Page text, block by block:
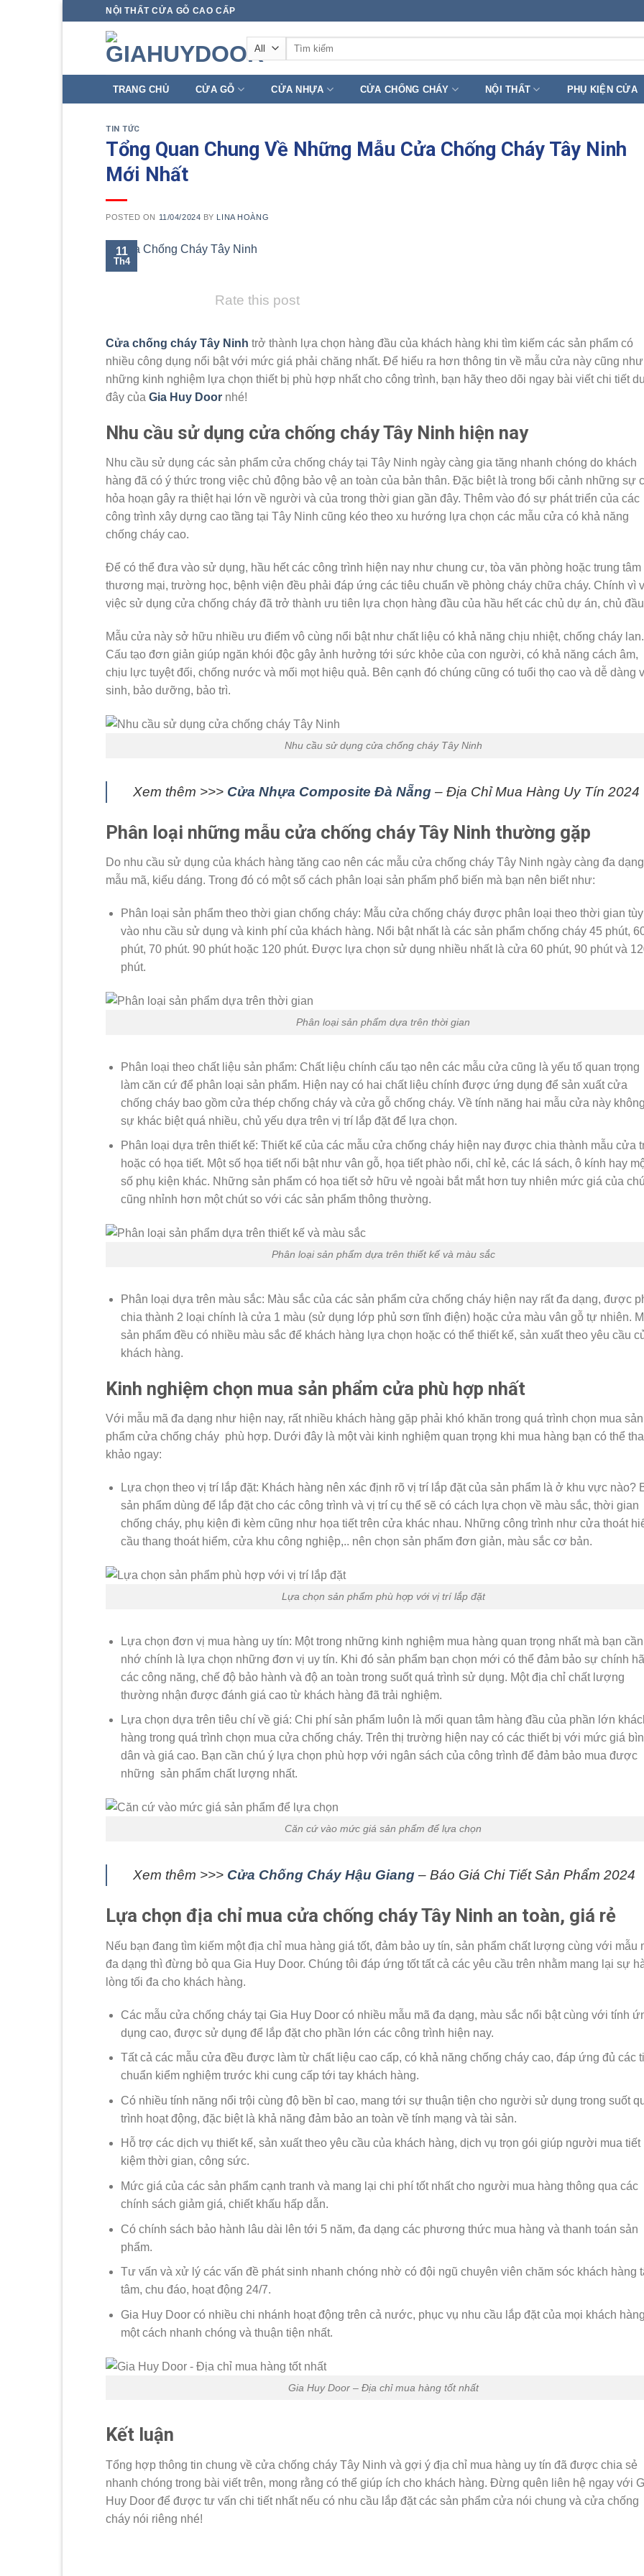
NỘI THẤT CỬA GỖ CAO CẤP
Tìm
TRANG CHỦ CỬA GỖ CỬA NHỰA CỬA CHỐNG CHÁY NỘI THẤT PHỤ KIỆN CỬA
TIN TỨC
Tổng Quan Chung Về Những Mẫu Cửa Chống Cháy Tây Ninh
Mới Nhất
POSTED ON 11/04/2024 BY LINA HOÀNG
11
Th4
Rate this post
Cửa chống cháy Tây Ninh trở thành lựa chọn hàng đầu của khách hàng khi tìm kiếm các sản phẩm có
nhiều công dụng nổi bật với mức giá phải chăng nhất. Để hiểu ra hơn thông tin về mẫu cửa này cũng như
những kinh nghiệm lựa chọn thiết bị phù hợp nhất cho công trình, bạn hãy theo dõi ngay bài viết chi tiết
đây của Gia Huy Door nhé!
Nhu cầu sử dụng cửa chống cháy Tây Ninh hiện nay
Nhu cầu sử dụng các sản phẩm cửa chống cháy tại Tây Ninh ngày càng gia tăng nhanh chóng do khách
hàng đã có ý thức trong việc chủ động bảo vệ an toàn của bản thân. Đặc biệt là trong bối cảnh những sự
hỏa hoạn gây ra thiệt hại lớn về người và của trong thời gian gần đây. Thêm vào đó sự phát triển của các
công trình xây dựng cao tầng tại Tây Ninh cũng kéo theo xu hướng lựa chọn các mẫu cửa có khả năng
chống cháy cao.
Để có thể đưa vào sử dụng, hầu hết các công trình hiện nay như chung cư, tòa văn phòng hoặc trung tâm
thương mại, trường học, bệnh viện đều phải đáp ứng các tiêu chuẩn về phòng cháy chữa cháy. Chính vì
việc sử dụng cửa chống cháy đã trở thành ưu tiên lựa chọn hàng đầu của hầu hết các chủ dự án, chủ
Mẫu cửa này sở hữu nhiều ưu điểm vô cùng nổi bật như chất liệu có khả năng chịu nhiệt, chống cháy lan.
Cấu tạo đơn giản giúp ngăn khói độc gây ảnh hưởng tới sức khỏe của con người, có khả năng cách âm,
chịu lực tuyệt đối, chống nước và mối mọt hiệu quả. Bên cạnh đó chúng cũng có tuổi thọ cao và dễ dàng
sinh, bảo dưỡng, bảo trì.
Nhu cầu sử dụng cửa chống cháy Tây Ninh
Xem thêm >>> Cửa Nhựa Composite Đà Nẵng – Địa Chỉ Mua Hàng Uy Tín 2024
Phân loại những mẫu cửa chống cháy Tây Ninh thường gặp
Do nhu cầu sử dụng của khách hàng tăng cao nên các mẫu cửa chống cháy Tây Ninh ngày càng đa
mẫu mã, kiểu dáng. Trong đó có một số cách phân loại sản phẩm phổ biến mà bạn nên biết như:
Phân loại sản phẩm theo thời gian chống cháy: Mẫu cửa chống cháy được phân loại theo thời gian tùy
vào nhu cầu sử dụng và kinh phí của khách hàng. Nổi bật nhất là các sản phẩm chống cháy 45 phút,
phút, 70 phút. 90 phút hoặc 120 phút. Được lựa chọn sử dụng nhiều nhất là cửa 60 phút, 90 phút và
phút.
Phân loại sản phẩm dựa trên thời gian
Phân loại theo chất liệu sản phẩm: Chất liệu chính cấu tạo nên các mẫu cửa cũng là yếu tố quan trọng
làm căn cứ để phân loại sản phẩm. Hiện nay có hai chất liệu chính được ứng dụng để sản xuất cửa
chống cháy bao gồm cửa thép chống cháy và cửa gỗ chống cháy. Về tính năng hai mẫu cửa này
sự khác biệt quá nhiều, chủ yếu dựa trên vị trí lắp đặt để lựa chọn.
Phân loại dựa trên thiết kế: Thiết kế của các mẫu cửa chống cháy hiện nay được chia thành mẫu cửa
hoặc có họa tiết. Một số họa tiết nổi bật như vân gỗ, họa tiết phào nổi, chỉ kẻ, các lá sách, ô kính hay
số phụ kiện khác. Những sản phẩm có họa tiết sở hữu vẻ ngoài bắt mắt hơn tuy nhiên mức giá của
cũng nhỉnh hơn một chút so với các sản phẩm thông thường.
Phân loại sản phẩm dựa trên thiết kế và màu sắc
Phân loại dựa trên màu sắc: Màu sắc của các sản phẩm cửa chống cháy hiện nay rất đa dạng, được
chia thành 2 loại chính là cửa 1 màu (sử dụng lớp phủ sơn tĩnh điện) hoặc cửa màu vân gỗ tự nhiên.
sản phẩm đều có nhiều màu sắc để khách hàng lựa chọn hoặc có thể thiết kế, sản xuất theo yêu cầu
khách hàng.
Kinh nghiệm chọn mua sản phẩm cửa phù hợp nhất
Với mẫu mã đa dạng như hiện nay, rất nhiều khách hàng gặp phải khó khăn trong quá trình chọn mua sản
phẩm cửa chống cháy phù hợp. Dưới đây là một vài kinh nghiệm quan trọng khi mua hàng bạn có thể
khảo ngay:
Lựa chọn theo vị trí lắp đặt: Khách hàng nên xác định rõ vị trí lắp đặt của sản phẩm là ở khu vực nào?
sản phẩm dùng để lắp đặt cho các công trình và vị trí cụ thể sẽ có cách lựa chọn về màu sắc, thời gian
chống cháy, phụ kiện đi kèm cũng như họa tiết trên cửa khác nhau. Những công trình như cửa thoát
cầu thang thoát hiểm, cửa khu công nghiệp,.. nên chọn sản phẩm đơn giản, màu sắc cơ bản.
Lựa chọn sản phẩm phù hợp với vị trí lắp đặt
Lựa chọn đơn vị mua hàng uy tín: Một trong những kinh nghiệm mua hàng quan trọng nhất mà bạn cần
nhớ chính là lựa chọn những đơn vị uy tín. Khi đó sản phẩm bạn chọn mới có thể đảm bảo sự chính
các công năng, chế độ bảo hành và độ an toàn trong suốt quá trình sử dụng. Một địa chỉ chất lượng
thường nhận được đánh giá cao từ khách hàng đã trải nghiệm.
Lựa chọn dựa trên tiêu chí về giá: Chi phí sản phẩm luôn là mối quan tâm hàng đầu của phần lớn
hàng trong quá trình chọn mua cửa chống cháy. Trên thị trường hiện nay có các thiết bị với mức giá
dân và giá cao. Bạn cần chú ý lựa chọn phù hợp với ngân sách của công trình để đảm bảo mua được
những sản phẩm chất lượng nhất.
Căn cứ vào mức giá sản phẩm để lựa chọn
Xem thêm >>> Cửa Chống Cháy Hậu Giang – Báo Giá Chi Tiết Sản Phẩm 2024
Lựa chọn địa chỉ mua cửa chống cháy Tây Ninh an toàn, giá rẻ
Nếu bạn đang tìm kiếm một địa chỉ mua hàng giá tốt, đảm bảo uy tín, sản phẩm chất lượng cùng với mẫu
đa dạng thì đừng bỏ qua Gia Huy Door. Chúng tôi đáp ứng tốt tất cả các yêu cầu trên nhằm mang lại sự
lòng tối đa cho khách hàng.
Các mẫu cửa chống cháy tại Gia Huy Door có nhiều mẫu mã đa dạng, màu sắc nổi bật cùng với tính
dụng cao, được sử dụng để lắp đặt cho phần lớn các công trình hiện nay.
Tất cả các mẫu cửa đều được làm từ chất liệu cao cấp, có khả năng chống cháy cao, đáp ứng đủ các
chuẩn kiểm nghiệm trước khi cung cấp tới tay khách hàng.
Có nhiều tính năng nổi trội cùng độ bền bỉ cao, mang tới sự thuận tiện cho người sử dụng trong suốt
trình hoạt động, đặc biệt là khả năng đảm bảo an toàn về tính mạng và tài sản.
Hỗ trợ các dịch vụ thiết kế, sản xuất theo yêu cầu của khách hàng, dịch vụ trọn gói giúp người mua tiết
kiệm thời gian, công sức.
Mức giá của các sản phẩm cạnh tranh và mang lại chi phí tốt nhất cho người mua hàng thông qua các
chính sách giảm giá, chiết khấu hấp dẫn.
Có chính sách bảo hành lâu dài lên tới 5 năm, đa dạng các phương thức mua hàng và thanh toán sản
phẩm.
Tư vấn và xử lý các vấn đề phát sinh nhanh chóng nhờ có đội ngũ chuyên viên chăm sóc khách hàng
tâm, chu đáo, hoạt động 24/7.
Gia Huy Door có nhiều chi nhánh hoạt động trên cả nước, phục vụ nhu cầu lắp đặt của mọi khách hàng
một cách nhanh chóng và thuận tiện nhất.
Gia Huy Door – Địa chỉ mua hàng tốt nhất
Kết luận
Tổng hợp thông tin chung về cửa chống cháy Tây Ninh và gợi ý địa chỉ mua hàng uy tín đã được chia sẻ
nhanh chóng trong bài viết trên, mong rằng có thể giúp ích cho khách hàng. Đừng quên liên hệ ngay với
Huy Door để được tư vấn chi tiết nhất nếu có nhu cầu lắp đặt các sản phẩm cửa nói chung và cửa chống
cháy nói riêng nhé!